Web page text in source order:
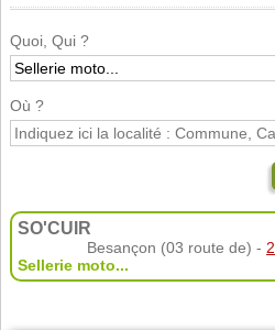
Quoi, Qui ?
Où ?
SO'CUIR
Besançon (03 route de) -
Sellerie moto...